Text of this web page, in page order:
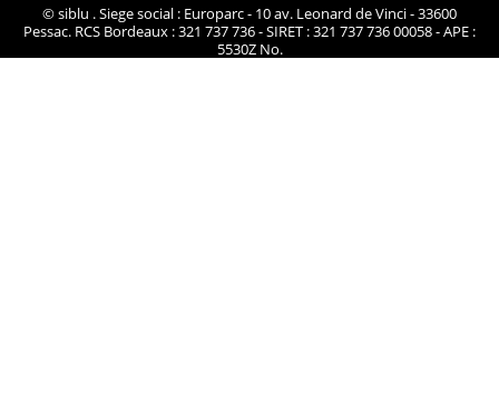
© siblu . Siege social : Europarc - 10 av. Leonard de Vinci - 33600
Pessac. RCS Bordeaux : 321 737 736 - SIRET : 321 737 736 00058 - APE :
5530Z No.